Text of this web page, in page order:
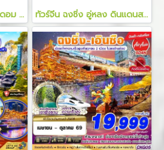
ทัวร์จีน บินตรงฉงชิ่ง ฟรีดอม ฟรีเดย์ สนุกสุดคุ้ม มหานครแปดมิติ 5 วัน 3 คืน ทัวร์จีน ฉงชิ่ง อู่หลง ดินแดนสวรรค์ 4 วัน 3 คืน